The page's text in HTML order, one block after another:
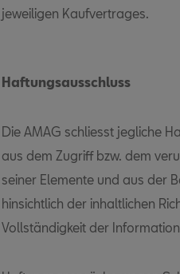
jeweiligen Kaufvertrages.
Haftungsausschluss
Die AMAG schliesst jegliche
aus dem Zugriff bzw. dem
seiner Elemente und aus der
hinsichtlich der inhaltlichen
Vollständigkeit der